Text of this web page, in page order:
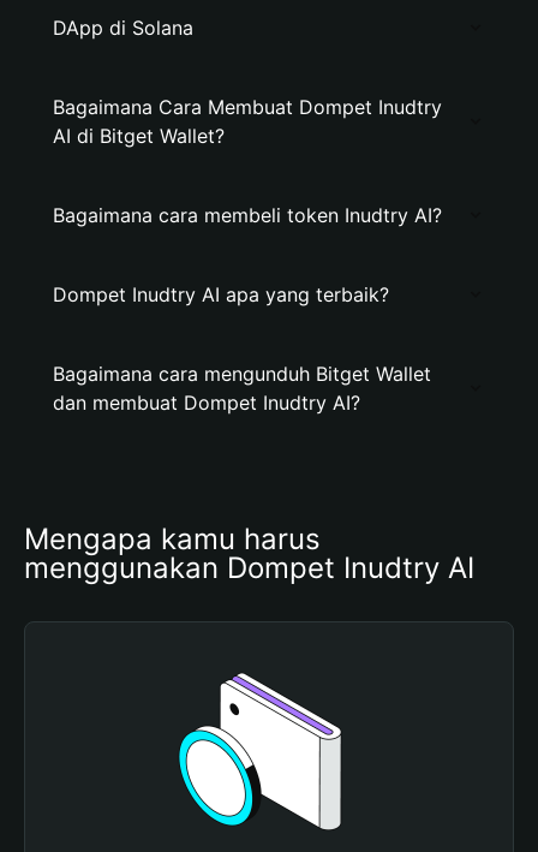
DApp di Solana
Bagaimana Cara Membuat Dompet Inudtry
AI di Bitget Wallet?
Bagaimana cara membeli token Inudtry AI?
Dompet Inudtry AI apa yang terbaik?
Bagaimana cara mengunduh Bitget Wallet
dan membuat Dompet Inudtry AI?
Mengapa kamu harus
menggunakan Dompet Inudtry AI